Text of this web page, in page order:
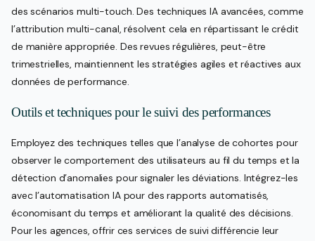
des scénarios multi-touch. Des techniques IA avancées, comme
l’attribution multi-canal, résolvent cela en répartissant le crédit
de manière appropriée. Des revues régulières, peut-être
trimestrielles, maintiennent les stratégies agiles et réactives aux
données de performance.
Outils et techniques pour le suivi des performances
Employez des techniques telles que l’analyse de cohortes pour
observer le comportement des utilisateurs au fil du temps et la
détection d’anomalies pour signaler les déviations. Intégrez-les
avec l’automatisation IA pour des rapports automatisés,
économisant du temps et améliorant la qualité des décisions.
Pour les agences, offrir ces services de suivi différencie leur